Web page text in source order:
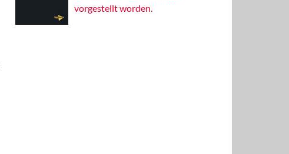
vorgestellt worden.